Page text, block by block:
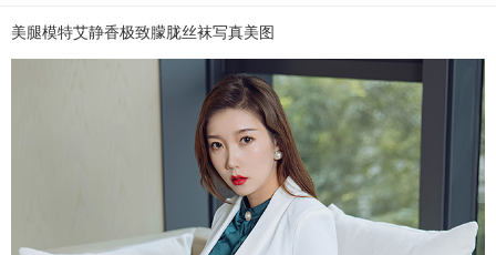
美腿模特艾静香极致朦胧丝袜写真美图